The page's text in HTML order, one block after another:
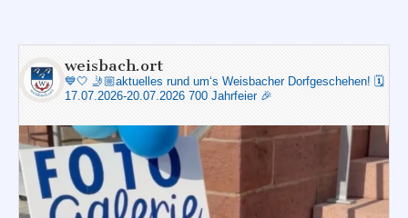
weisbach.ort
💙🤍 🤳🏼aktuelles rund um‘s Weisbacher Dorfgeschehen! 🗓️
17.07.2026-20.07.2026 700 Jahrfeier 🎉